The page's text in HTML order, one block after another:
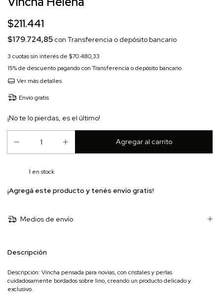
$211.441
$179.724,85 con Transferencia o depósito bancario
3 cuotas sin interés de $70.480,33
15% de descuento pagando con Transferencia o depósito bancario
Ver más detalles
Envío gratis
¡No te lo pierdas, es el último!
1 en stock
¡Agregá este producto y tenés envío gratis!
Medios de envío
Descripción
Descripción: Vincha pensada para novias, con cristales y perlas
cuidadosamente bordados sobre lino, creando un producto delicado y
exclusivo.